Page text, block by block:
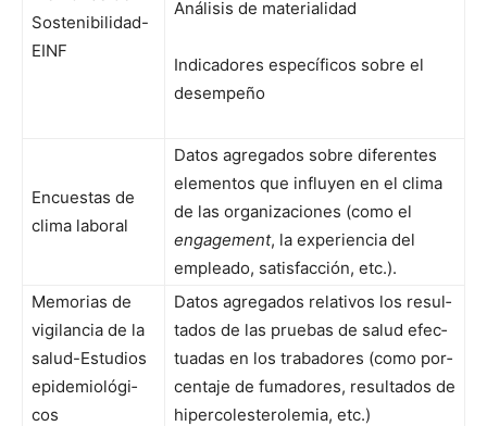
Sosteni­bil­i­dad-
EINF
Análi­sis de mate­ri­al­i­dad
Indi­cadores especí­fi­cos sobre el
desem­peño
Encues­tas de
cli­ma lab­o­ral
Datos agre­ga­dos sobre difer­entes
ele­men­tos que influyen en el cli­ma
de las orga­ni­za­ciones (como el
engage­ment, la expe­ri­en­cia del
emplea­do, sat­is­fac­ción, etc.).
Memo­rias de
vig­i­lan­cia de la
salud-Estu­dios
epi­demi­ológi­
cos
Datos agre­ga­dos rel­a­tivos los resul­
ta­dos de las prue­bas de salud efec­
tu­adas en los tra­badores (como por­
centa­je de fumadores, resul­ta­dos de
hiper­co­les­terolemia, etc.)